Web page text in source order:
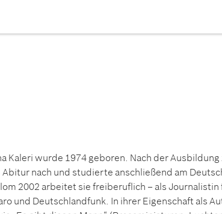
Kaleri wurde 1974 geboren. Nach der
Abitur nach und studierte anschließend am
2002 arbeitet sie freiberuflich – als
und Deutschlandfunk. In ihrer Eigenschaft als